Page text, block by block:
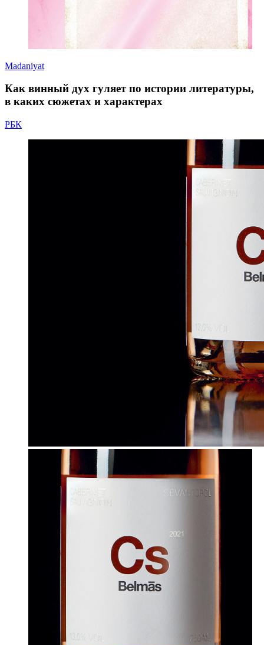
Madaniyat
Как винный дух гуляет по истории литературы,
в каких сюжетах и характерах
РБК